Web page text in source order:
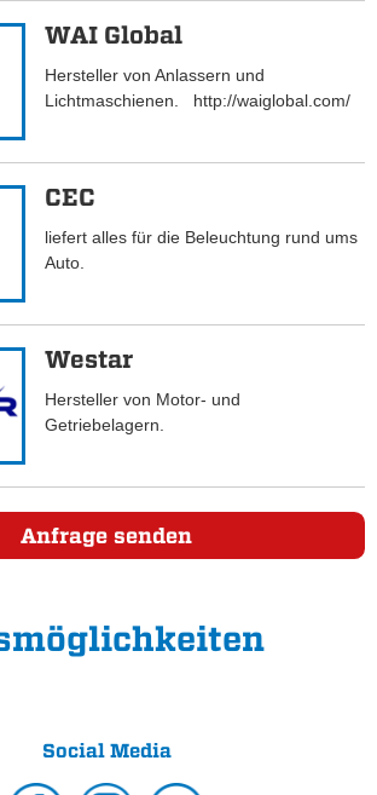
WAI Global
Hersteller von Anlassern und
Lichtmaschienen. http://waiglobal.com/
CEC
liefert alles für die Beleuchtung rund ums
Auto.
Westar
Hersteller von Motor- und
Getriebelagern.
Anfrage senden
Social Media